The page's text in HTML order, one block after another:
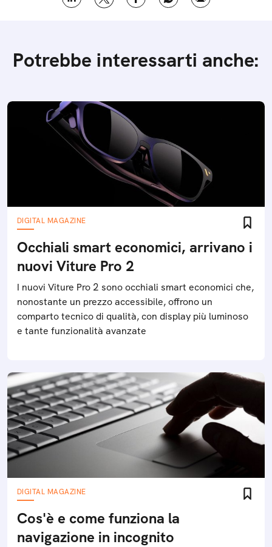
Potrebbe interessarti anche:
DIGITAL MAGAZINE
Occhiali smart economici, arrivano i
nuovi Viture Pro 2
I nuovi Viture Pro 2 sono occhiali smart economici che,
nonostante un prezzo accessibile, offrono un
comparto tecnico di qualità, con display più luminoso
e tante funzionalità avanzate
DIGITAL MAGAZINE
Cos'è e come funziona la
navigazione in incognito